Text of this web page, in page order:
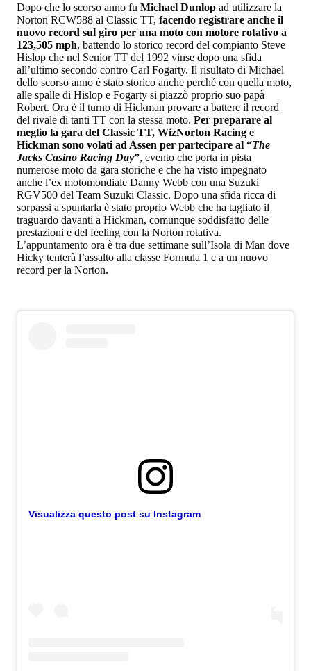
Dopo che lo scorso anno fu Michael Dunlop ad utilizzare la
Norton RCW588 al Classic TT, facendo registrare anche il
nuovo record sul giro per una moto con motore rotativo a
123,505 mph, battendo lo storico record del compianto Steve
Hislop che nel Senior TT del 1992 vinse dopo una sfida
all’ultimo secondo contro Carl Fogarty. Il risultato di Michael
dello scorso anno è stato storico anche perché con quella moto,
alle spalle di Hislop e Fogarty si piazzò proprio suo papà
Robert. Ora è il turno di Hickman provare a battere il record
del rivale di tanti TT con la stessa moto. Per preparare al
meglio la gara del Classic TT, WizNorton Racing e
Hickman sono volati ad Assen per partecipare al “The
Jacks Casino Racing Day”, evento che porta in pista
numerose moto da gara storiche e che ha visto impegnato
anche l’ex motomondiale Danny Webb con una Suzuki
RGV500 del Team Suzuki Classic. Dopo una sfida ricca di
sorpassi a spuntarla è stato proprio Webb che ha tagliato il
traguardo davanti a Hickman, comunque soddisfatto delle
prestazioni e del feeling con la Norton rotativa.
L’appuntamento ora è tra due settimane sull’Isola di Man dove
Hicky tenterà l’assalto alla classe Formula 1 e a un nuovo
record per la Norton.
Visualizza questo post su Instagram